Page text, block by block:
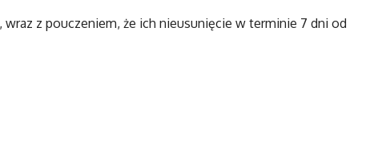
z pouczeniem, że ich nieusunięcie w terminie 7 dni od